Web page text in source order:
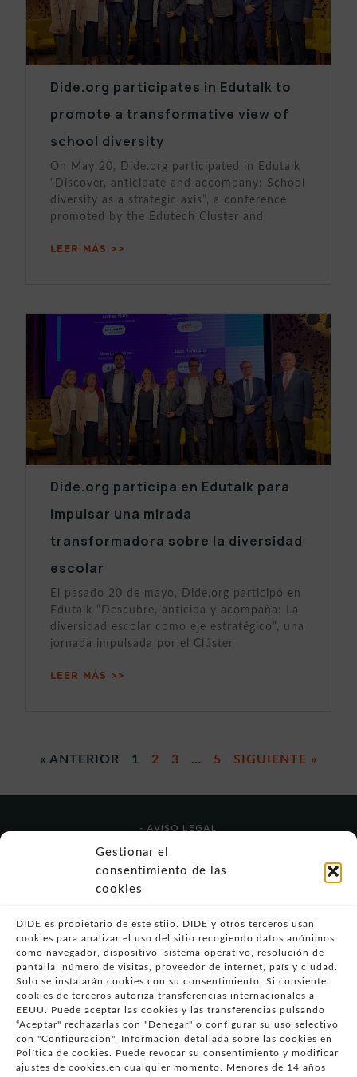
Gestionar el
consentimiento de las
cookies
DIDE es propietario de este stiio. DIDE y otros terceros usan
cookies para analizar el uso del sitio recogiendo datos anónimos
como navegador, dispositivo, sistema operativo, resolución de
pantalla, número de visitas, proveedor de internet, país y ciudad.
Solo se instalarán cookies con su consentimiento. Si consiente
cookies de terceros autoriza transferencias internacionales a
EEUU. Puede aceptar las cookies y las transferencias pulsando
“Aceptar" rechazarlas con "Denegar" o configurar su uso selectivo
con "Configuración". Información detallada sobre las cookies en
Política de cookies. Puede revocar su consentimiento y modificar
ajustes de cookies.en cualquier momento. Menores de 14 años
Dide.org participates in Edutalk to
promote a transformative view of
school diversity
On May 20, Dide.org participated in Edutalk
“Discover, anticipate and accompany: School
diversity as a strategic axis”, a conference
promoted by the Edutech Cluster and
LEER MÁS >>
Dide.org participa en Edutalk para
impulsar una mirada
transformadora sobre la diversidad
escolar
El pasado 20 de mayo, Dide.org participó en
Edutalk “Descubre, anticipa y acompaña: La
diversidad escolar como eje estratégico”, una
jornada impulsada por el Clúster
LEER MÁS >>
« ANTERIOR 1 2 3 … 5 SIGUIENTE »
- AVISO LEGAL
- POLÍTICA DE USO
- POLÍTICA DE PRIVACIDAD
- POLÍTICA DE COOKIES (UE)
VULNERABILIDADES
- CONDICIONES PARTICULARES DE COMPRA
- GUÍA DE COMPRA
- GUÍA DE PRIVACIDAD
- DESISTIMIENTO
- ATENCIÓN AL CLIENTE